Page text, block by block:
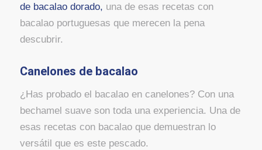
de bacalao dorado, una de esas recetas con
bacalao portuguesas que merecen la pena
descubrir.
Canelones de bacalao
¿Has probado el bacalao en canelones? Con una
bechamel suave son toda una experiencia. Una de
esas recetas con bacalao que demuestran lo
versátil que es este pescado.